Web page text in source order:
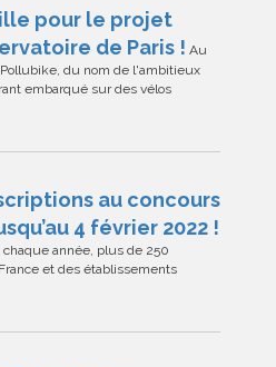
pour le projet
de Paris ! Au
du nom de l'ambitieux
embarqué sur des vélos
au concours
4 février 2022 !
chaque année, plus de 250
et des établissements